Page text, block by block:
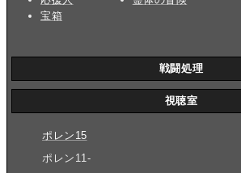
宝箱
戦闘処理
視聴室
ポレン15
ポレン11-